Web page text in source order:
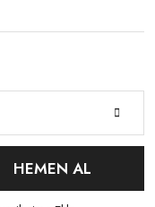
HEMEN AL